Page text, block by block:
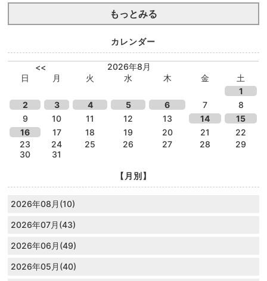
もっとみる
カレンダー
<<
2026年8月
日
月 火 水 木 金
土
1
2
3 4 5 6 7
8
9
10 11 12 13 14
15
16
17 18 19 20 21
22
23
24 25 26 27 28
29
30
31
【月別】
2026年08月(10)
2026年07月(43)
2026年06月(49)
2026年05月(40)